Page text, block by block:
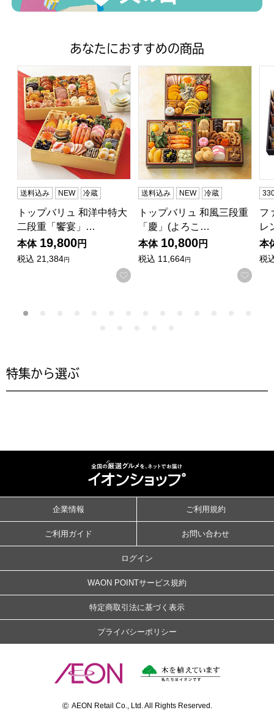
あなたにおすすめの商品
トップバリュ 和洋中特大二段重「饗宴」(きょうえん)【4
送料込み NEW 冷蔵
トップバリュ 和洋中特大
二段重「饗宴」…
本体 19,800円
税込 21,384円
お気に入りに登録する
トップバリュ 和風三段重「
送料込み NEW 冷蔵
トップバリュ 和風三段重
「慶」(よろこ…
本体 10,800円
税込 11,664円
お気
フ
レ
本
税
特集から選ぶ
企業情報 ご利用規約
ご利用ガイド お問い合わせ
ログイン
WAON POINTサービス規約
特定商取引法に基づく表示
プライバシーポリシー
© AEON Retail Co., Ltd. All Rights Reserved.